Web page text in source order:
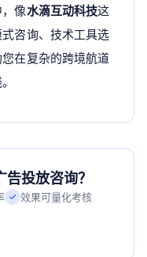
像水滴互动科技这
咨询、技术工具选
在复杂的跨境航道
投放咨询？
效果可量化考核